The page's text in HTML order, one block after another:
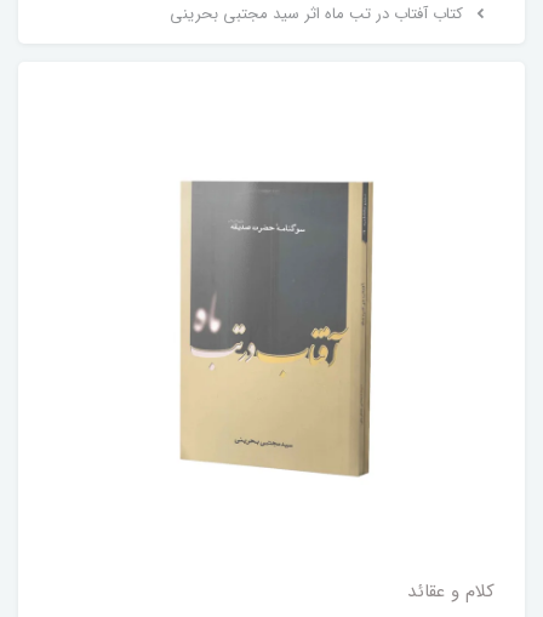
کتاب آفتاب در تب ماه اثر سید مجتبی بحرینی
کلام و عقائد